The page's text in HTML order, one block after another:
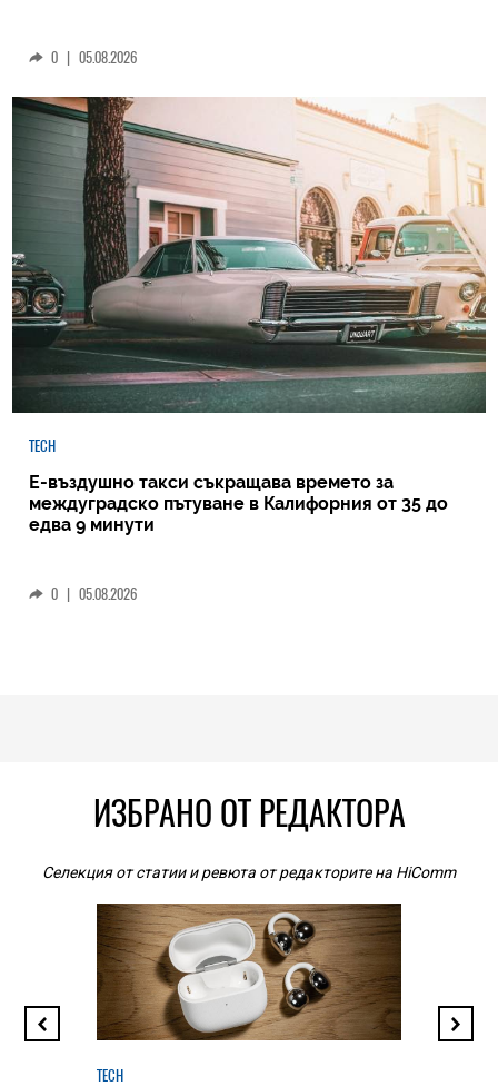
0 | 05.08.2026
TECH
Е-въздушно такси съкращава времето за
междуградско пътуване в Калифорния от 35 до
едва 9 минути
0 | 05.08.2026
ИЗБРАНО ОТ РЕДАКТОРА
Селекция от статии и ревюта от редакторите на HiComm
TECH